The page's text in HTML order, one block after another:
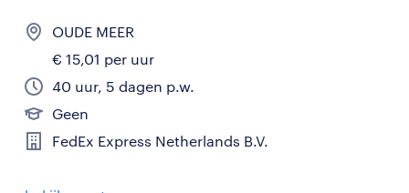
OUDE MEER
€ 15,01 per uur
40 uur, 5 dagen p.w.
Geen
FedEx Express Netherlands B.V.